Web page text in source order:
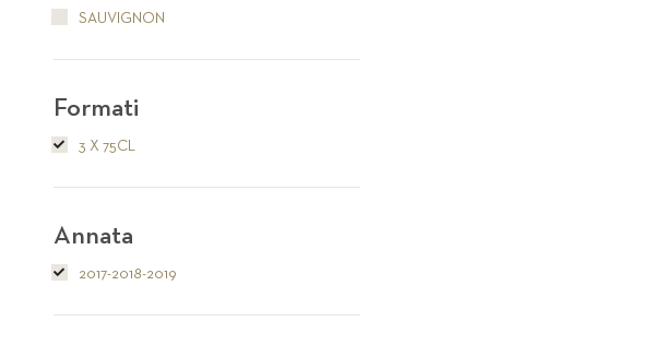
SAUVIGNON
Formati
3 X 75CL
Annata
2017-2018-2019